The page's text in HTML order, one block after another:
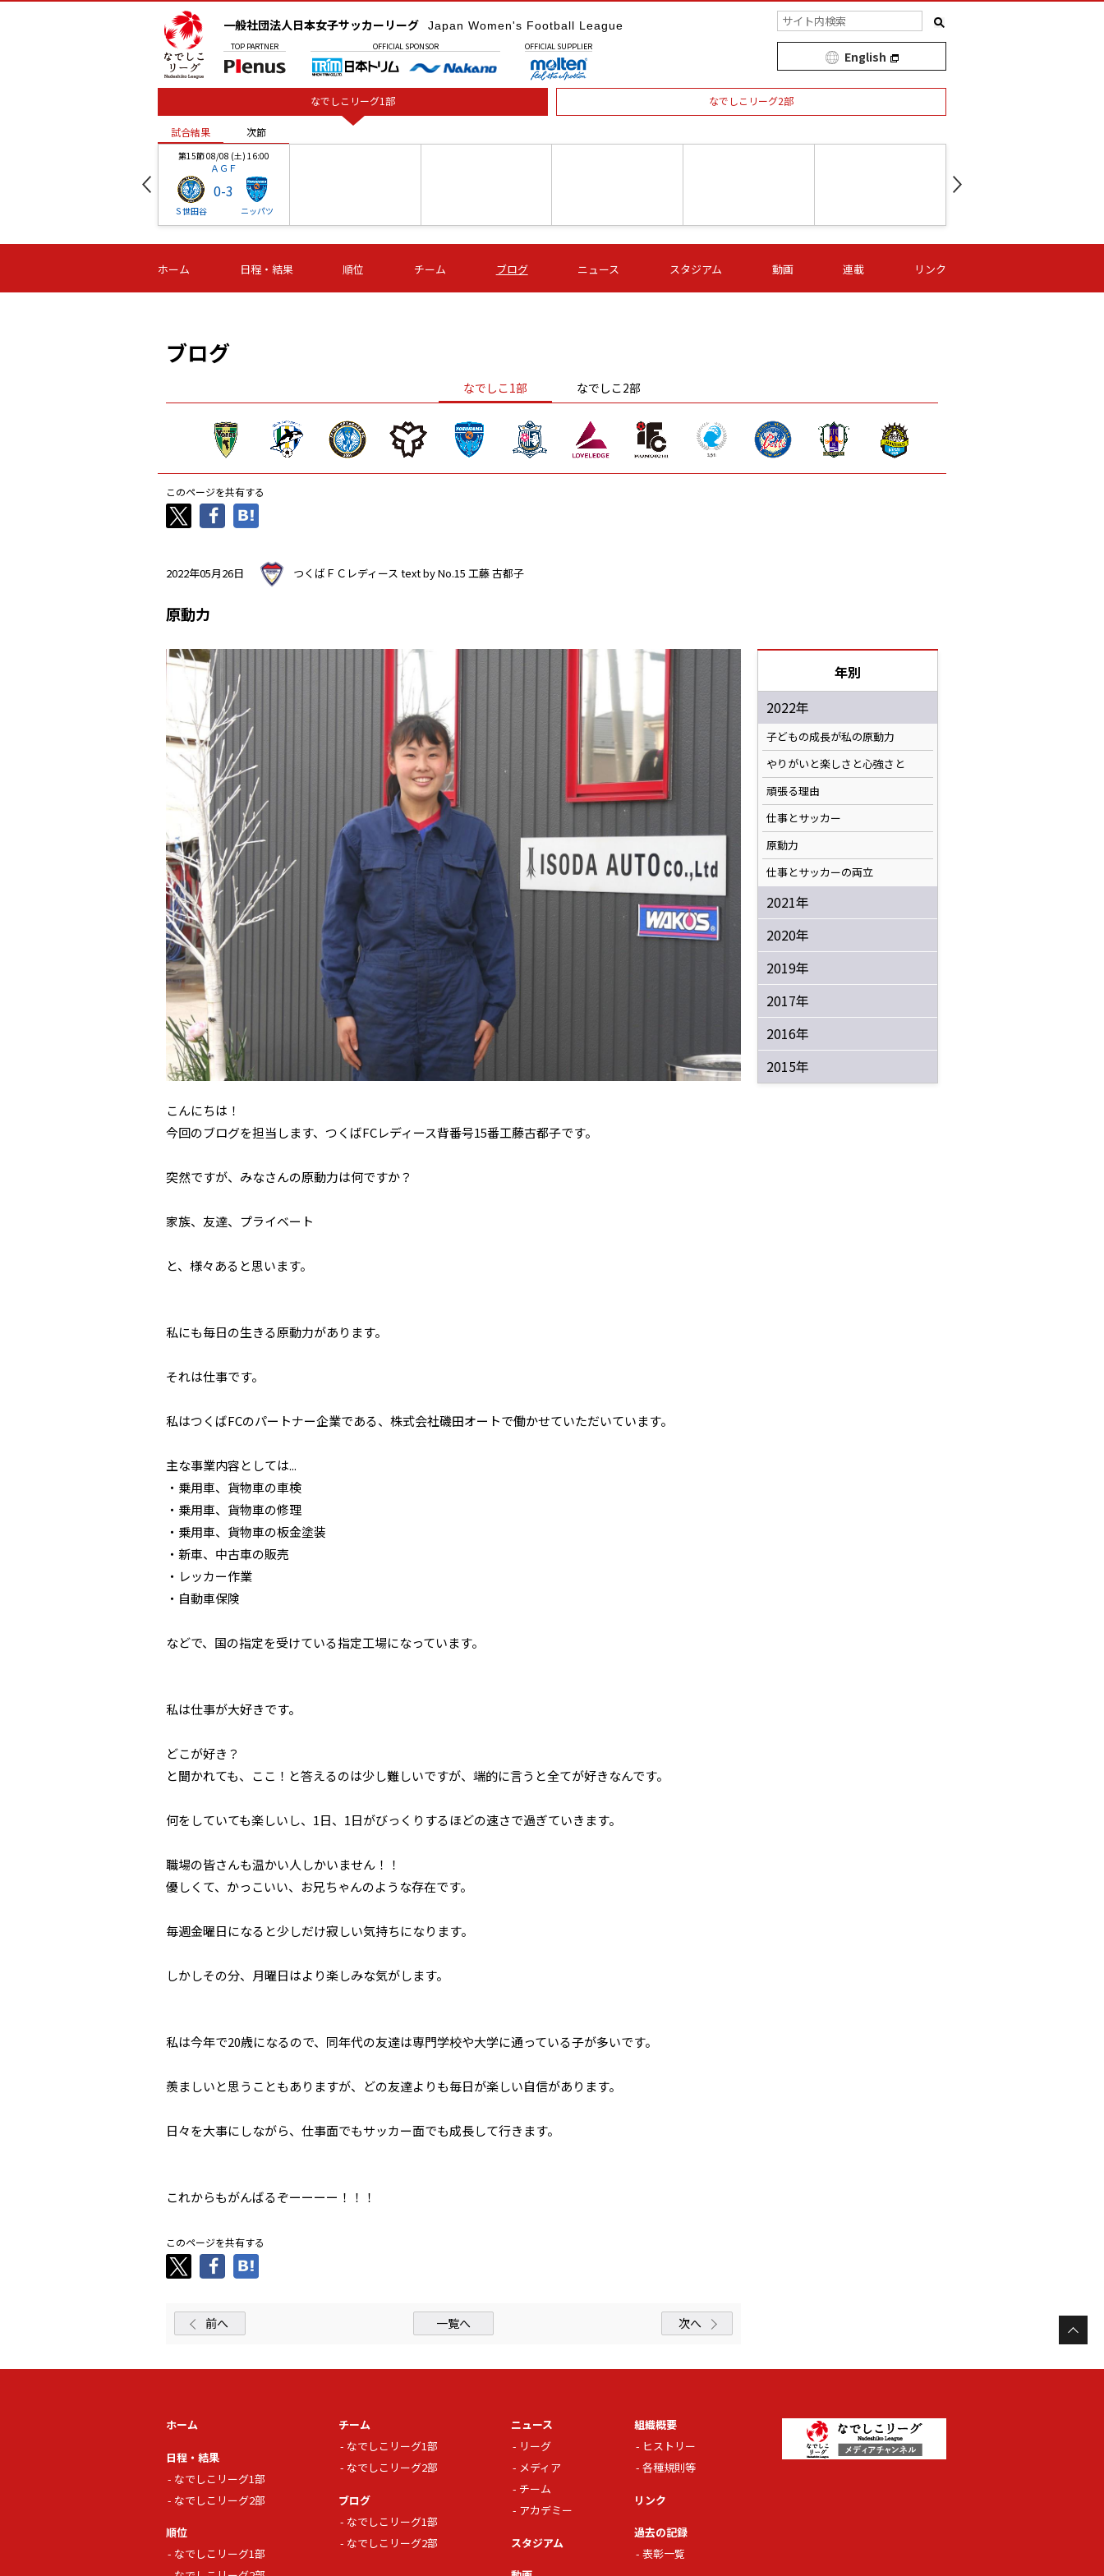
一般社団法人日本女子サッカーリーグ Japan Women's Football League
TOP PARTNER OFFICIAL SPONSOR OFFICIAL SUPPLIER
English
なでしこリーグ1部 なでしこリーグ2部
試合結果 次節
第15節 08/08 (土) 16:00
ＡＧＦ
Ｓ世田谷
0-3
ニッパツ
-
第16節 09/05 (土) 15:00
ニッパツ
-
第16節 09/05 (土) 15:00
石人の星
-
第16節 09/05 (土) 16:00
ＡＧＦ
-
いちご
-
第16節 09/06 (日) 15:00
-
第16節 09/06 (日) 15:00
- -
試合結果 次節
ホーム 日程・結果 順位 チーム ブログ ニュース スタジアム 動画 連載 リンク
ブログ
なでしこ1部 なでしこ2部
このページを共有する
2022年05月26日 つくばＦＣレディース text by No.15 工藤 古都子
原動力
こんにちは！
今回のブログを担当します、 つくばFCレディース背番号15番工藤古都子です。
突然ですが、みなさんの原動力は何ですか？
家族、友達、プライベート
と、様々あると思います。
私にも毎日の生きる原動力があります。
それは仕事です。
私はつくばFCのパートナー企業である、 株式会社磯田オートで働かせていただいています。
主な事業内容としては...
・乗用車、貨物車の車検
・乗用車、貨物車の修理
・乗用車、貨物車の板金塗装
・新車、中古車の販売
・レッカー作業
・自動車保険
などで、国の指定を受けている指定工場になっています。
私は仕事が大好きです。
どこが好き？
と聞かれても、ここ！と答えるのは少し難しいですが、 端的に言う と全てが好きなんです。
何をしていても楽しいし、1日、 1日がびっくりするほどの速さで過ぎていきます。
職場の皆さんも温かい人しかいません！！
優しくて、かっこいい、お兄ちゃんのような存在です。
毎週金曜日になると少しだけ寂しい気持ちになります。
しかしその分、月曜日はより楽しみな気がします。
私は今年で20歳になるので、 同年代の友達は専門学校や大学に通っている子が多いです。
羨ましいと思うこともありますが、 どの友達よりも毎日が楽しい自信があります。
日々を大事にしながら、 仕事面でもサッカー面でも成長して行きます。
これからもがんばるぞーーーー！！！
このページを共有する
前へ 一覧へ 次へ
年別
2022年
子どもの成長が私の原動力
やりがいと楽しさと心強さと
頑張る理由
仕事とサッカー
原動力
仕事とサッカーの両立
2021年
2020年
2019年
2017年
2016年
2015年
ホーム
日程・結果
なでしこリーグ1部
なでしこリーグ2部
順位
なでしこリーグ1部
チーム
なでしこリーグ1部
なでしこリーグ2部
ブログ
なでしこリーグ1部
なでしこリーグ2部
ニュース
リーグ
メディア
チーム
アカデミー
スタジアム
組織概要
ヒストリー
各種規則等
リンク
過去の記録
表彰一覧